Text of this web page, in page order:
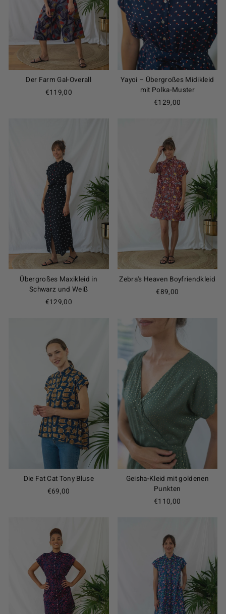
Der Farm Gal-Overall
€119,00
Yayoi – Übergroßes Midikleid
mit Polka-Muster
€129,00
Übergroßes Maxikleid in
Schwarz und Weiß
€129,00
Zebra's Heaven Boyfriendkleid
€89,00
Die Fat Cat Tony Bluse
€69,00
Geisha-Kleid mit goldenen
Punkten
€110,00